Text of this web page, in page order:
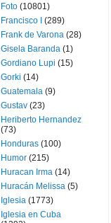
Foto (10801)
Francisco I
(289)
Frank de Varona (28)
Gisela Baranda (1)
Gordiano Lupi (15)
Gorki (14)
Guatemala (9)
Gustav (23)
Heriberto Hernandez
(73)
Honduras (100)
Humor (215)
Huracan Irma (14)
Huracán Melissa (5)
Iglesia (1773)
Iglesia en Cuba